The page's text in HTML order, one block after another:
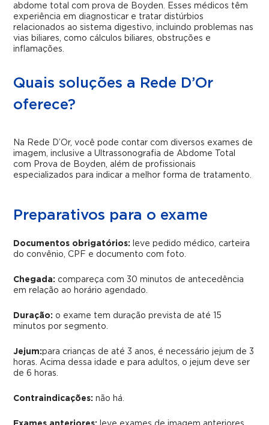
abdome total com prova de Boyden. Esses médicos têm
experiência em diagnosticar e tratar distúrbios
relacionados ao sistema digestivo, incluindo problemas nas
vias biliares, como cálculos biliares, obstruções e
inflamações.
Quais soluções a Rede D’Or
oferece?
Na Rede D’Or, você pode contar com diversos exames de
imagem, inclusive a Ultrassonografia de Abdome Total
com Prova de Boyden, além de profissionais
especializados para indicar a melhor forma de tratamento.
Preparativos para o exame
Documentos obrigatórios:
leve pedido médico, carteira
do convênio, CPF e documento com foto.
Chegada: compareça com 30 minutos de antecedência
em relação ao horário agendado.
Duração: o exame tem duração prevista de até 15
minutos por segmento.
Jejum:para crianças de até 3 anos, é necessário jejum de 3
horas. Acima dessa idade e para adultos, o jejum deve ser
de 6 horas.
Contraindicações:não há.